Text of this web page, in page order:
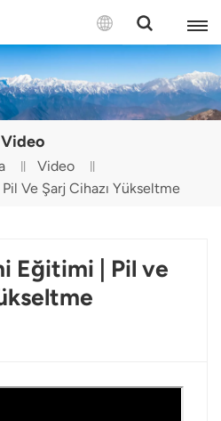
Video
Video
Ve Şarj Cihazı Yükseltme
Eğitimi | Pil ve